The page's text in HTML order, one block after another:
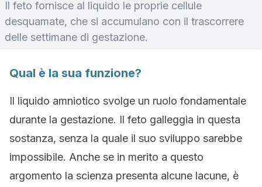
Il feto fornisce al liquido le proprie cellule
desquamate, che si accumulano con il trascorrere
delle settimane di gestazione.
Qual è la sua funzione?
Il liquido amniotico svolge un ruolo fondamentale
durante la gestazione. Il feto galleggia in questa
sostanza, senza la quale il suo sviluppo sarebbe
impossibile. Anche se in merito a questo
argomento la scienza presenta alcune lacune, è